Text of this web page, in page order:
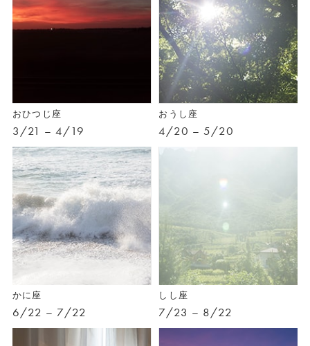
おひつじ座
3/21 – 4/19
おうし座
4/20 – 5/20
かに座
6/22 – 7/22
しし座
7/23 – 8/22